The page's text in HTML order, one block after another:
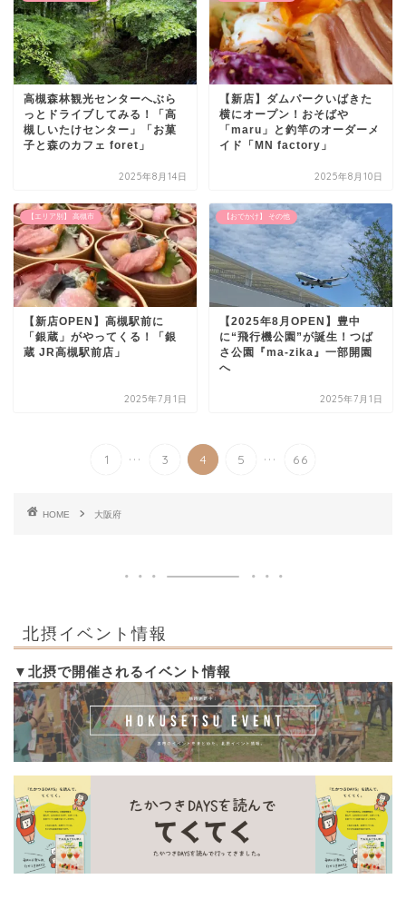
高槻森林観光センターへぶら
っとドライブしてみる！「高
槻しいたけセンター」「お菓
子と森のカフェ foret」
2025年8月14日
【新店】ダムパークいばきた
横にオープン！おそばや
「maru」と釣竿のオーダーメ
イド「MN factory」
2025年8月10日
【エリア別】 高槻市
【新店OPEN】高槻駅前に
「銀蔵」がやってくる！「銀
蔵 JR高槻駅前店」
2025年7月1日
【おでかけ】 その他
【2025年8月OPEN】豊中
に“飛行機公園”が誕生！つば
さ公園『ma-zika』一部開園
へ
2025年7月1日
1 ... 3 4 5 ... 66
HOME 大阪府
北摂イベント情報
▼北摂で開催されるイベント情報